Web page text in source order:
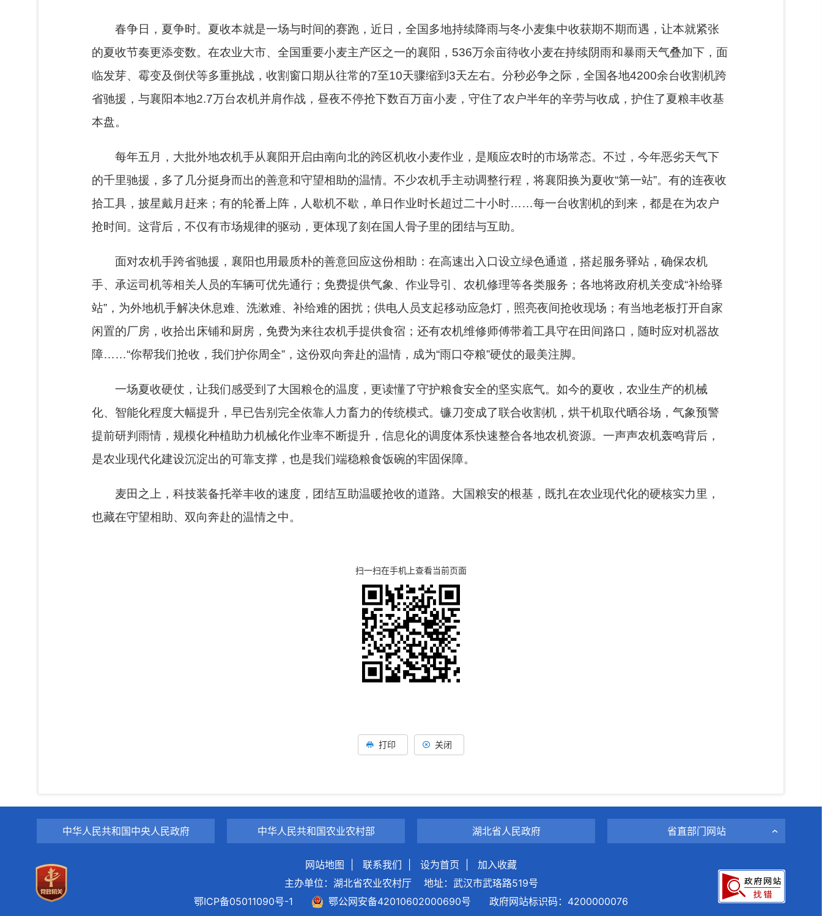
春争日，夏争时。夏收本就是一场与时间的赛跑，近日，全国多地持续降雨与冬小麦集中收获期不期而遇，让本就紧张
的夏收节奏更添变数。在农业大市、全国重要小麦主产区之一的襄阳， 536万余亩待收小麦在持续阴雨和暴雨天气叠加下，面
临发芽、霉变及倒伏等多重挑战，收割窗口期从往常的7至10天骤缩到 3天左右。 分秒必争之际，全国各地4200余台收割机跨
省驰援，与襄阳本地2.7万台农机并肩作战，昼夜不停抢下数百万亩小麦，守住了农户半年的辛劳与收成，护住了夏粮丰收基
本盘。
每年五月，大批外地农机手从襄阳开启由南向北的跨区机收小麦作业，是顺应农时的市场常态。不过，今年恶劣天气下
的千里驰援，多了几分挺身而出的善意和守望相助的温情。不少农机手主动调整行程，将襄阳换为夏收“第一站”。有的连夜收
拾工具，披星戴月赶来；有的轮番上阵，人歇机不歇，单日作业时长超过二十小时……每一台收割机的到来，都是在为农户
抢时间。这背后，不仅有市场规律的驱动，更体现了刻在国人骨子里的团结与互助。
面对农机手跨省驰援，襄阳也用最质朴的善意回应这份相助：在高速出入口设立绿色通道，搭起服务驿站，确保农机
手、承运司机等相关人员的车辆可优先通行；免费提供气象、作业导引、农机修理等各类服务；各地将政府机关变成“补给驿
站”，为外地机手解决休息难、洗漱难、补给难的困扰；供电人员支起移动应急灯，照亮夜间抢收现场；有当地老板打开自家
闲置的厂房，收拾出床铺和厨房，免费为来往农机手提供食宿；还有农机维修师傅带着工具守在田间路口，随时应对机器故
障……“你帮我们抢收，我们护你周全”，这份双向奔赴的温情，成为“雨口夺粮”硬仗的最美注脚。
一场夏收硬仗，让我们感受到了大国粮仓的温度，更读懂了守护粮食安全的坚实底气。 如今的夏收，农业生产的机械
化、智能化程度大幅提升，早已告别完全依靠人力畜力的传统模式。镰刀变成了联合收割机，烘干机取代晒谷场，气象预警
提前研判雨情，规模化种植助力机械化作业率不断提升，信息化的调度体系快速整合各地农机资源。一声声农机轰鸣背后，
是农业现代化建设沉淀出的可靠支撑，也是我们端稳粮食饭碗的牢固保障。
麦田之上，科技装备托举丰收的速度，团结互助温暖抢收的道路。大国粮安的根基，既扎在农业现代化的硬核实力里，
也藏在守望相助、双向奔赴的温情之中。
扫一扫在手机上查看当前页面
打印 关闭
中华人民共和国中央人民政府 中华人民共和国农业农村部 湖北省人民政府 省直部门网站
网站地图 联系我们 设为首页
加入收藏
主办单位：湖北省农业农村厅
地址：武汉市武珞路519号
鄂ICP备05011090号-1
鄂公网安备42010602000690号 政府网站标识码：4200000076